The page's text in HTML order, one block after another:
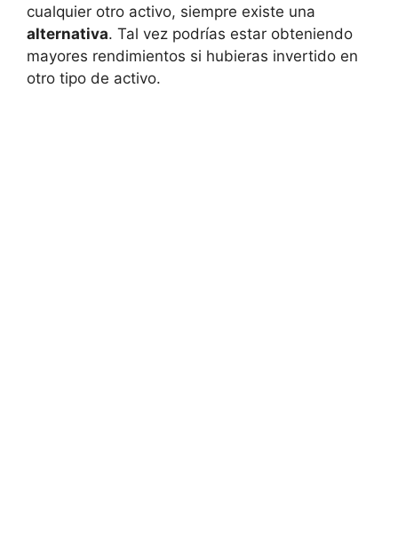
⁤cualquier otro activo, siempre existe⁣ una
alternativa. Tal vez podrías estar⁢ obteniendo
mayores rendimientos si hubieras invertido en
otro tipo de activo.